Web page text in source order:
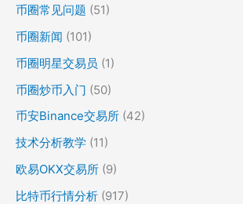
币圈常见问题 (51)
币圈新闻 (101)
币圈明星交易员 (1)
币圈炒币入门 (50)
币安Binance交易所 (42)
技术分析教学 (11)
欧易OKX交易所 (9)
比特币行情分析 (917)